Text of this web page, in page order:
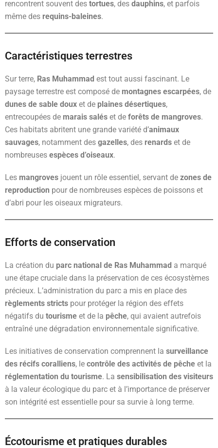
rencontrent souvent des tortues, des dauphins, et parfois
même des requins-baleines.
Caractéristiques terrestres
Sur terre, Ras Muhammad est tout aussi fascinant. Le
paysage terrestre est composé de montagnes escarpées, de
dunes de sable doux et de plaines désertiques,
entrecoupées de marais salés et de forêts de mangroves.
Ces habitats abritent une grande variété d’animaux
sauvages, notamment des gazelles, des renards et de
nombreuses espèces d’oiseaux.
Les mangroves jouent un rôle essentiel, servant de zones de
reproduction pour de nombreuses espèces de poissons et
d’abri pour les oiseaux migrateurs.
Efforts de conservation
La création du parc national de Ras Muhammad a marqué
une étape cruciale dans la préservation de ces écosystèmes
précieux. L’administration du parc a mis en place des
règlements stricts pour protéger la région des effets
négatifs du tourisme et de la pêche, qui avaient autrefois
entraîné une dégradation environnementale significative.
Les initiatives de conservation comprennent la surveillance
des récifs coralliens, le contrôle des activités de pêche et la
réglementation du tourisme. La sensibilisation des visiteurs
à la valeur écologique du parc et à l’importance de préserver
son intégrité est essentielle pour sa survie à long terme.
Écotourisme et pratiques durables